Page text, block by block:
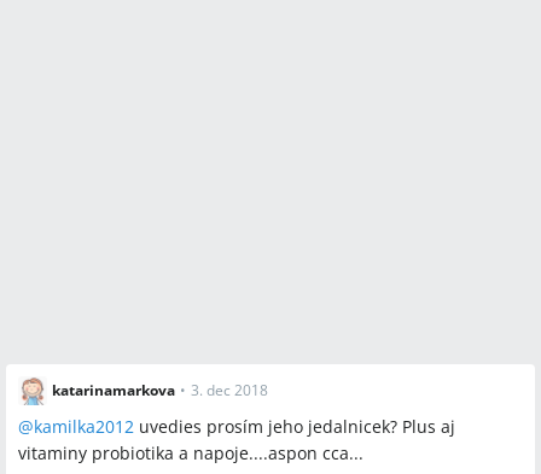
katarinamarkova • 3. dec 2018
@kamilka2012 uvedies prosím jeho jedalnicek? Plus aj
vitaminy probiotika a napoje....aspon cca...